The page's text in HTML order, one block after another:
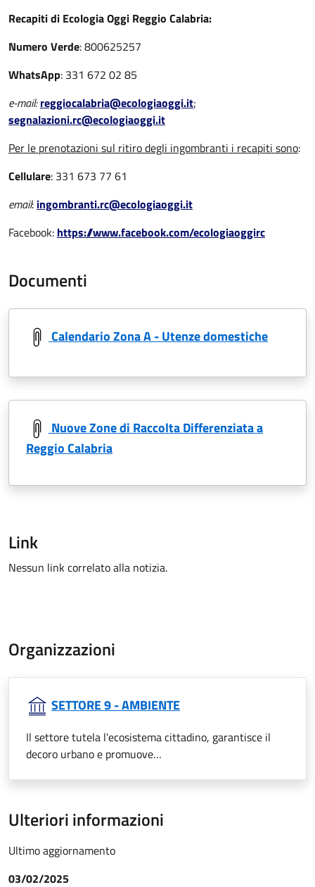
Recapiti di Ecologia Oggi Reggio Calabria:
Numero Verde: 800625257
WhatsApp: 331 672 02 85
e-mail: reggiocalabria@ecologiaoggi.it;
segnalazioni.rc@ecologiaoggi.it
Per le prenotazioni sul ritiro degli ingombranti i recapiti sono:
Cellulare: 331 673 77 61
email: ingombranti.rc@ecologiaoggi.it
Facebook: https://www.facebook.com/ecologiaoggirc
Documenti
Calendario Zona A - Utenze domestiche
Nuove Zone di Raccolta Differenziata a
Reggio Calabria
Link
Nessun link correlato alla notizia.
Organizzazioni
SETTORE 9 - AMBIENTE
Il settore tutela l'ecosistema cittadino, garantisce il
decoro urbano e promuove…
Ulteriori informazioni
Ultimo aggiornamento
03/02/2025